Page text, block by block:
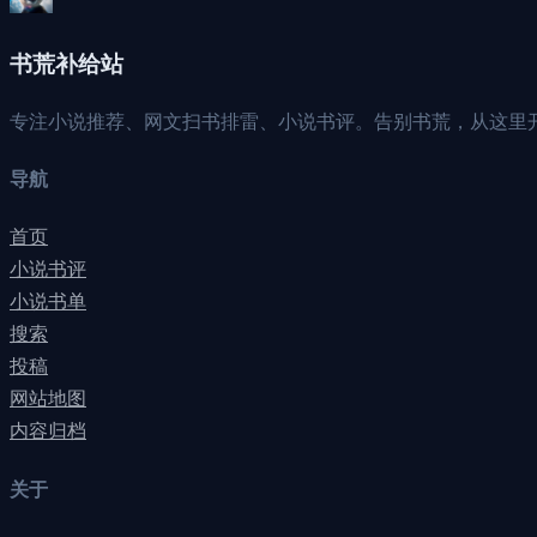
书荒补给站
专注小说推荐、网文扫书排雷、小说书评。告别书荒，从这里
导航
首页
小说书评
小说书单
搜索
投稿
网站地图
内容归档
关于